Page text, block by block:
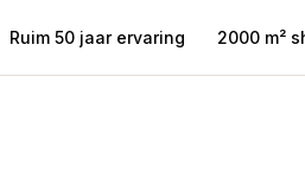
Ruim 50 jaar ervaring 2000 m²